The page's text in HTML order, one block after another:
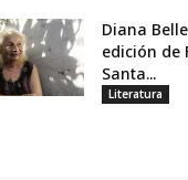
Diana
edición de
Santa...
Literatura